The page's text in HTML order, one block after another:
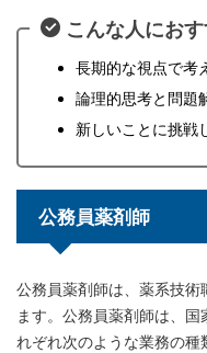
こんな人にお
長期的な視点で考
論理的思考と問題
新しいことに挑戦
公務員薬剤師
公務員薬剤師は、薬系技
ます。公務員薬剤師は、
れぞれ次のような業務の種